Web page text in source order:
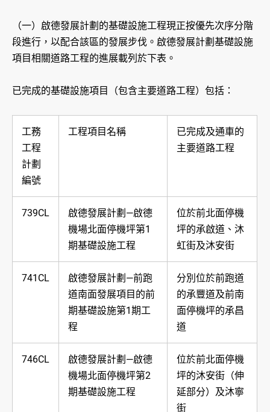
（一）啟德發展計劃的基礎設施工程現正按優先次序分階
段進行，以配合該區的發展步伐。啟德發展計劃基礎設施
項目相關道路工程的進展載列於下表。
已完成的基礎設施項目（包含主要道路工程）包括：
工務
工程
計劃
編號
工程項目名稱
已完成及通車的
主要道路工程
739CL
啟德發展計劃—啟德
機場北面停機坪第1
期基礎設施工程
位於前北面停機
坪的承啟道、沐
虹街及沐安街
741CL
啟德發展計劃—前跑
道南面發展項目的前
期基礎設施第1期工
程
分別位於前跑道
的承豐道及前南
面停機坪的承昌
道
746CL
啟德發展計劃—啟德
機場北面停機坪第2
期基礎設施工程
位於前北面停機
坪的沐安街（伸
延部分）及沐寧
街